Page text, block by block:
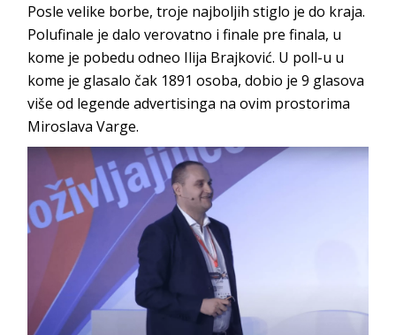
Posle velike borbe, troje najboljih stiglo je do kraja.
Polufinale je dalo verovatno i finale pre finala, u
kome je pobedu odneo Ilija Brajković. U poll-u u
kome je glasalo čak 1891 osoba, dobio je 9 glasova
više od legende advertisinga na ovim prostorima
Miroslava Varge.